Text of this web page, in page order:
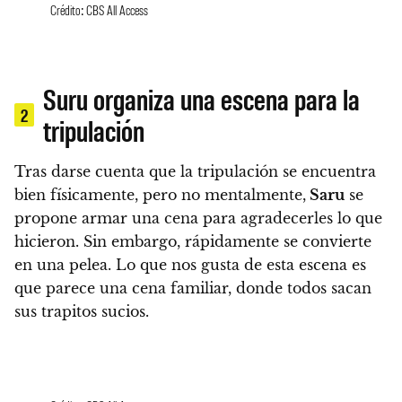
Crédito: CBS All Access
2
Suru organiza una escena para la
tripulación
Tras darse cuenta que la tripulación se encuentra
bien físicamente, pero no mentalmente, Saruse
propone armar una cena para agradecerles lo que
hicieron. Sin embargo, rápidamente se convierte
en una pelea. Lo que nos gusta de esta escena es
que parece una cena familiar, donde todos sacan
sus trapitos sucios.